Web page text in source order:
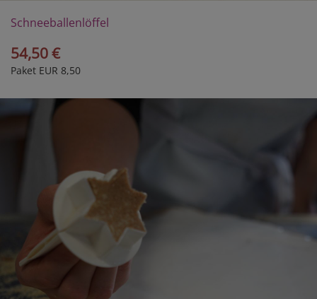
Schneeballenlöffel
54,50 €
Paket EUR 8,50